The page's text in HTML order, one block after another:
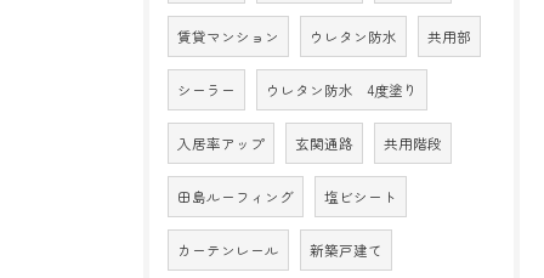
賃貸マンション ウレタン防水 共用部
シーラー ウレタン防水 4度塗り
入居率アップ 玄関通路 共用階段
田島ルーフィング 塩ビシート
カーテンレール 新築戸建て